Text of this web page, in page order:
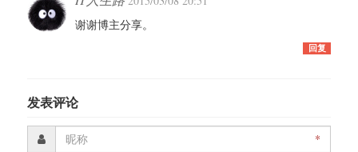
谢谢博主分享。
回复
发表评论
*